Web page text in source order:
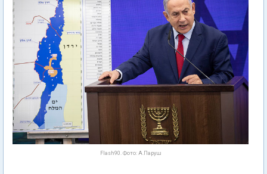
Flash90. Фото: А.Паруш